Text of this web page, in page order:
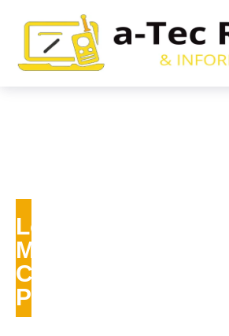
Locação, Venda e
Manutenção de
Comunicadores
Profissionais